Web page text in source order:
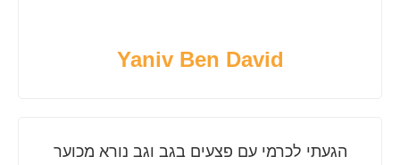
Yaniv Ben David
הגעתי לכרמי עם פצעים בגב וגב נורא מכוער